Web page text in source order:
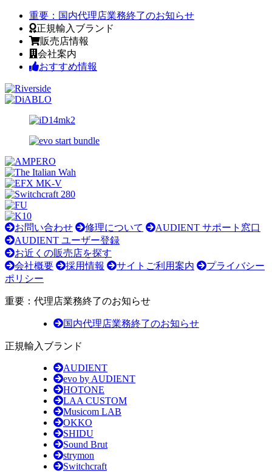
重要： 国内代理店業務終了のお知らせ
正規輸入ブランド
販売店情報
会社案内
おすすめ情報
お問い合わせ 修理について
AUDIENT サポート窓口
AUDIENT ユーザー登録
お近くの販売店を探す
会社概要
採用情報 サイトご利用案内
プライバシー
ポリシー
重要：代理店業務終了のお知らせ
国内代理店業務終了のお知らせ
正規輸入ブランド
AUDIENT
evo by AUDIENT
HOTONE
LAA CUSTOM
Musicom LAB
OKKO
SHIDU
Sound Brut
strymon
Switchcraft